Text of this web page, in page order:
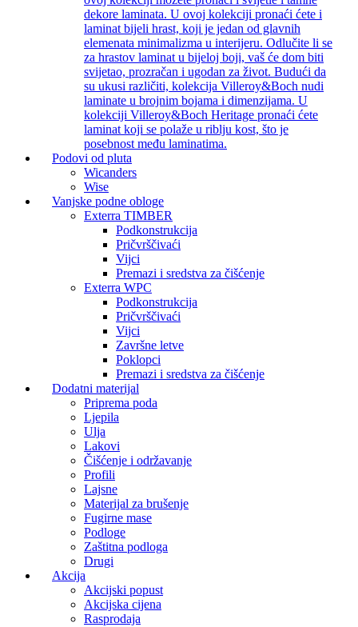
dekore laminata. U ovoj kolekciji pronaći ćete i
laminat bijeli hrast, koji je jedan od glavnih
elemenata minimalizma u interijeru. Odlučite li se
za hrastov laminat u bijeloj boji, vaš će dom biti
svijetao, prozračan i ugodan za život. Budući da
su ukusi različiti, kolekcija Villeroy&Boch nudi
laminate u brojnim bojama i dimenzijama. U
kolekciji Villeroy&Boch Heritage pronaći ćete
laminat koji se polaže u riblju kost, što je
posebnost među laminatima.
Podovi od pluta
Wicanders
Wise
Vanjske podne obloge
Exterra TIMBER
Podkonstrukcija
Pričvrščivaći
Vijci
Premazi i sredstva za čišćenje
Exterra WPC
Podkonstrukcija
Pričvrščivaći
Vijci
Završne letve
Poklopci
Premazi i sredstva za čišćenje
Dodatni materijal
Priprema poda
Ljepila
Ulja
Lakovi
Čišćenje i održavanje
Profili
Lajsne
Materijal za brušenje
Fugirne mase
Podloge
Zaštitna podloga
Drugi
Akcija
Akcijski popust
Akcijska cijena
Rasprodaja